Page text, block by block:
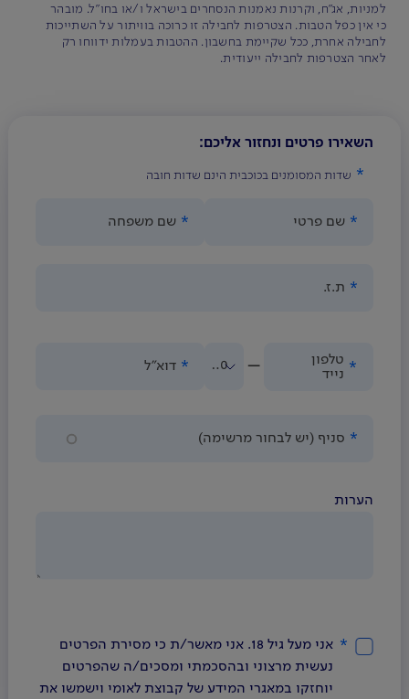
למניות, אג"ח, וקרנות נאמנות הנסחרים בישראל ו/או בחו"ל. מובהר
כי אין כפל הטבות. הצטרפות לחבילה זו כרוכה בוויתור על השתייכות
לחבילה אחרת, ככל שקיימת בחשבון. ההטבות בעמלות ידווחו רק
לאחר הצטרפות לחבילה ייעודית.
השאירו פרטים ונחזור אליכם:
שדות המסומנים בכוכבית הינם שדות חובה
שם פרטי שם משפחה
ת.ז.
050 -
טלפון
נייד
דוא"ל
סניף (יש לבחור מרשימה)
הערות